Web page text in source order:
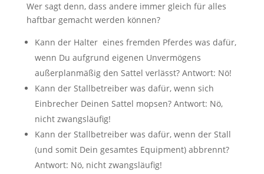
Wer sagt denn, dass andere immer gleich für alles
haftbar gemacht werden können?
Kann der Halter eines fremden Pferdes was dafür,
wenn Du aufgrund eigenen Unvermögens
außerplanmäßig den Sattel verlässt? Antwort: Nö!
Kann der Stallbetreiber was dafür, wenn sich
Einbrecher Deinen Sattel mopsen? Antwort: Nö,
nicht zwangsläufig!
Kann der Stallbetreiber was dafür, wenn der Stall
(und somit Dein gesamtes Equipment) abbrennt?
Antwort: Nö, nicht zwangsläufig!